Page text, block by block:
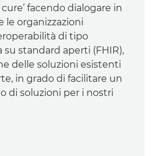
facendo dialogare in
organizzazioni
di tipo
su standard aperti (FHIR),
delle soluzioni esistenti
in grado di facilitare un
di soluzioni per i nostri